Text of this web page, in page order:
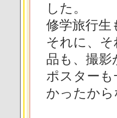
した。
修学旅行生
それに、
品も、撮
ポスター
かったから